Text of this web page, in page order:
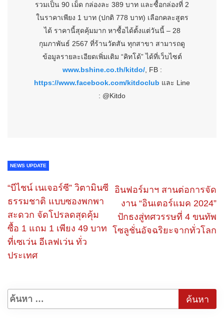
รวมเป็น 90 เม็ด กล่องละ 389 บาท และซื้อกล่องที่ 2
ในราคาเพียง 1 บาท (ปกติ 778 บาท) เลือกคละสูตร
ได้ ราคานี้สุดคุ้มมาก หาซื้อได้ตั้งแต่วันนี้ – 28
กุมภาพันธ์ 2567 ที่ร้านวัตสัน ทุกสาขา สามารถดู
ข้อมูลรายละเอียดเพิ่มเติม “คิทโด้” ได้ที่เว็บไซต์
www.bshine.co.th/kitdo/, FB :
https://www.facebook.com/kitdoclub และ Line
: @Kitdo
NEWS UPDATE
“บีไชน์ เนเจอร์ซี” วิตามินซี
ธรรมชาติ แบบซองพกพา
สะดวก จัดโปรลดสุดคุ้ม
ซื้อ 1 แถม 1 เพียง 49 บาท
ที่เซเว่น อีเลฟเว่น ทั่ว
ประเทศ
อินฟอร์มาฯ สานต่อการจัด
งาน “อินเตอร์แมค 2024”
ปักธงสู่ทศวรรษที่ 4 ขนทัพ
โซลูชั่นอัจฉริยะจากทั่วโลก